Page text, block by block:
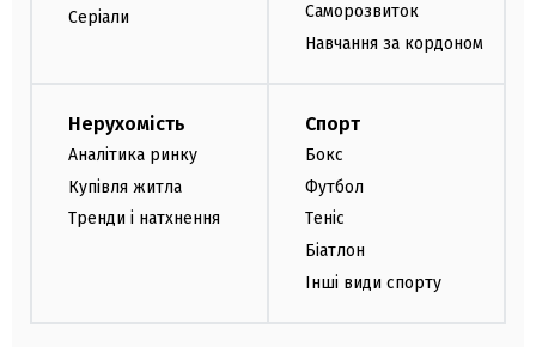
Серіали
Саморозвиток
Навчання за кордоном
Нерухомість
Аналітика ринку
Купівля житла
Тренди і натхнення
Спорт
Бокс
Футбол
Теніс
Біатлон
Інші види спорту